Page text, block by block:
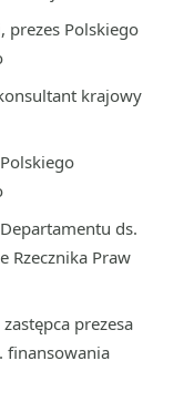
, prezes Polskiego
krajowy
ds.
Rzecznika Praw
zastępca prezesa
finansowania